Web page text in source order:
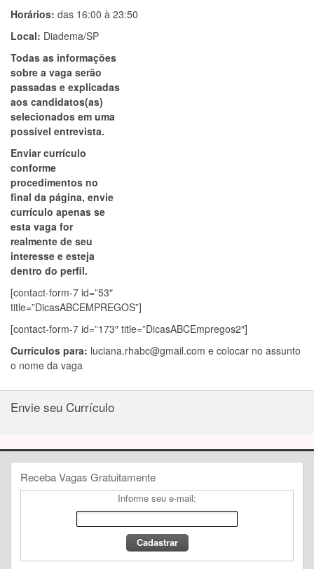
Horários: das 16:00 à 23:50
Local: Diadema/SP
Todas as informações
sobre a vaga serão
passadas e explicadas
aos candidatos(as)
selecionados em uma
possível entrevista.
Enviar currículo
conforme
procedimentos no
final da página, envie
currículo apenas se
esta vaga for
realmente de seu
interesse e esteja
dentro do perfil.
[contact-form-7 id=”53″
title=”DicasABCEMPREGOS”]
[contact-form-7 id=”173″ title=”DicasABCEmpregos2″]
Currículos para: luciana.rhabc@gmail.com e colocar no assunto
o nome da vaga
Envie seu Currículo
Receba Vagas Gratuitamente
Informe seu e-mail: